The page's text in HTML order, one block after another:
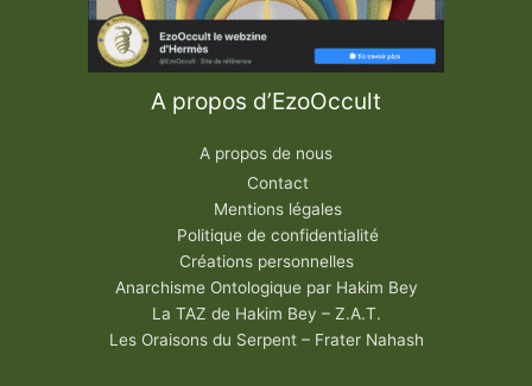
A propos d’EzoOccult
A propos de nous
Contact
Mentions légales
Politique de confidentialité
Créations personnelles
Anarchisme Ontologique par Hakim Bey
La TAZ de Hakim Bey – Z.A.T.
Les Oraisons du Serpent – Frater Nahash